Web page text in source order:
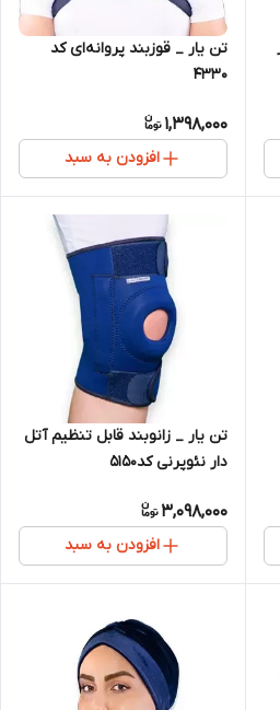
تن یار _ قوزبند پروانه‌ای کد
4330
1,398,000
افزودن به سبد
تن یار _ زانوبند قابل تنظیم آتل
دار نئوپرنی کد5150
3,098,000
افزودن به سبد